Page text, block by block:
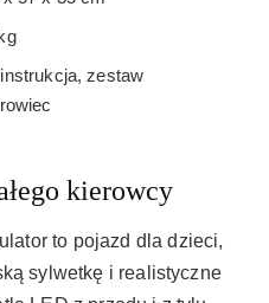
instrukcja, zestaw
kierowcy
to pojazd dla dzieci,
sylwetkę i realistyczne